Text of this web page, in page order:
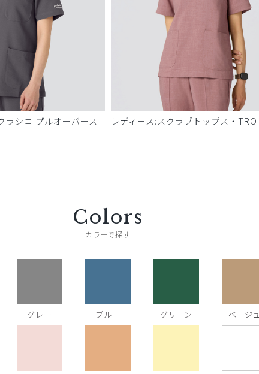
ラシコ:プルオーバース
レディース:スクラブトップス・TRO
Colors
カラーで探す
グレー ブルー グリーン ベージュ